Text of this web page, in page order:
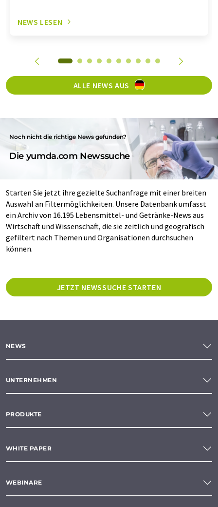
NEWS LESEN
ALLE NEWS AUS
Noch nicht die richtige News gefunden?
Die yumda.com Newssuche
Starten Sie jetzt ihre gezielte Suchanfrage mit einer breiten
Auswahl an Filtermöglichkeiten. Unsere Datenbank umfasst
ein Archiv von 16.195 Lebensmittel- und Getränke-News aus
Wirtschaft und Wissenschaft, die sie zeitlich und geografisch
gefiltert nach Themen und Organisationen durchsuchen
können.
JETZT NEWSSUCHE STARTEN
NEWS
UNTERNEHMEN
PRODUKTE
WHITE PAPER
WEBINARE